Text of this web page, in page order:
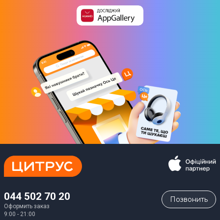
044 502 70 20
Оформить заказ
9:00 - 21:00
Позвонить